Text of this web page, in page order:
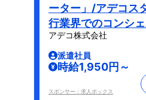
ーター」/アデコス
行業界でのコンシ
アデコ株式会社
派遣社員
時給1,950円～
スポンサー：求人ボックス